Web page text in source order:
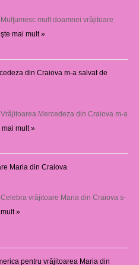
mult doamnei vrăjitoare
mai mult »
din Craiova m-a salvat de
Mercedeza din Craiova m-a
mai mult »
Maria din Craiova
vrăjitoare Maria din Craiova s-
»
pentru vrăjitoarea Maria din